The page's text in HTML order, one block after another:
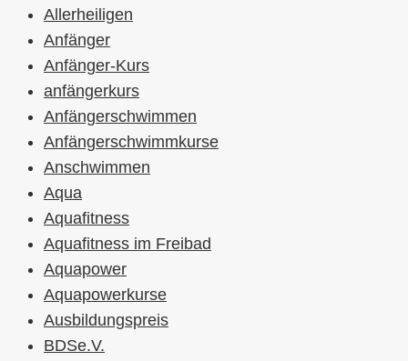
Allerheiligen
Anfänger
Anfänger-Kurs
anfängerkurs
Anfängerschwimmen
Anfängerschwimmkurse
Anschwimmen
Aqua
Aquafitness
Aquafitness im Freibad
Aquapower
Aquapowerkurse
Ausbildungspreis
BDSe.V.